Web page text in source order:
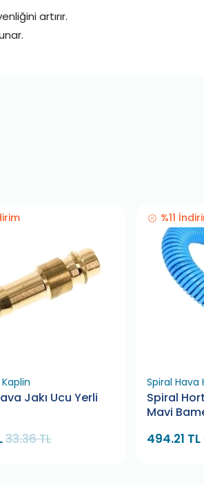
artırır.
Kaplin
Jakı Ucu Yerli
33.36 TL
%11
Spiral
Spiral
Mavi
494.21 TL